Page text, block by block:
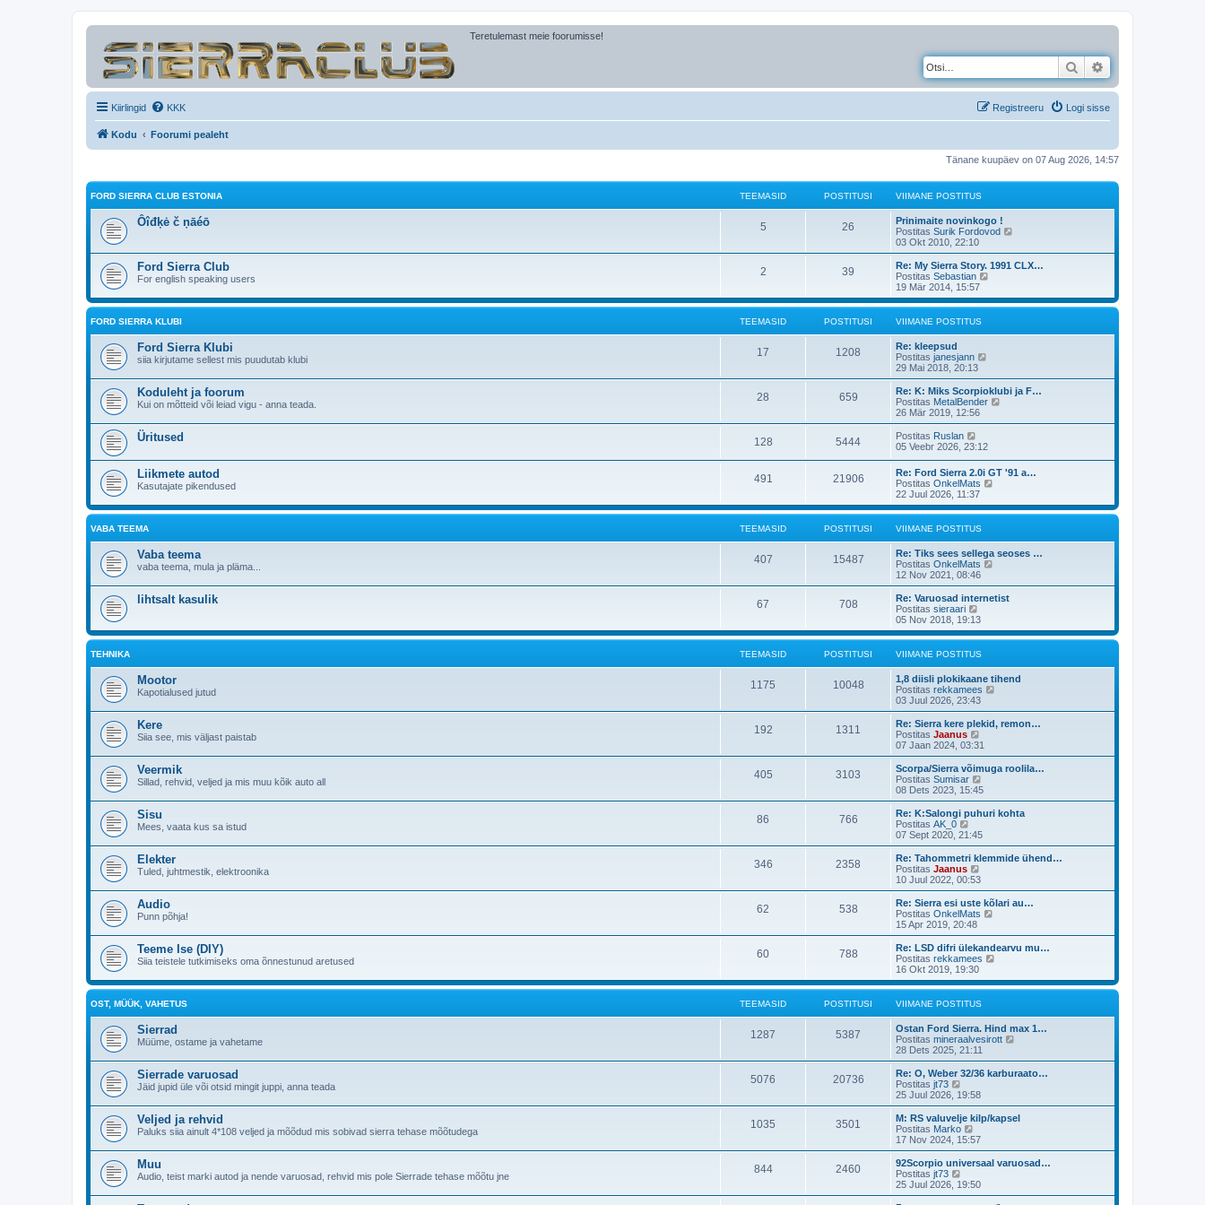
Teretulemast meie foorumisse!
Otsi
Kiirlingid KKK Logi sisse
Registreeru
Kodu Foorumi pealeht
Tänane kuupäev on 07 Aug 2026, 14:57
FORD SIERRA CLUB ESTONIA TEEMASID POSTITUSI VIIMANE POSTITUS
Ôîđķė č ņāéō 5 26
Prinimaite novinkogo !
Postitas Surik Fordovod
a
t
i
s
s
t
u
03 Okt 2010, 22:10
Ford Sierra Club
For english speaking users
2 39
Re: My Sierra Story. 1991 CLX…
Postitas Sebastian
a
t
s
t
p
s
t
u
s
t
19 Mär 2014, 15:57
FORD SIERRA KLUBI TEEMASID POSTITUSI VIIMANE POSTITUS
Ford Sierra Klubi
siia kirjutame sellest mis puudutab klubi
17 1208
Re: kleepsud
Postitas janesjann
a
t
a
v
m
a
s
t
p
s
t
u
s
t
29 Mai 2018, 20:13
Koduleht ja foorum
Kui on mõtteid või leiad vigu - anna teada.
28 659
Re: K: Miks Scorpioklubi ja F…
Postitas MetalBender
a
i
s
t
o
s
t
u
s
26 Mär 2019, 12:56
Üritused 128 5444 Postitas Ruslan
a
t
a
v
i
i
a
s
t
p
o
s
t
i
t
u
s
t
05 Veebr 2026, 23:12
Liikmete autod
Kasutajate pikendused
491 21906
Re: Ford Sierra 2.0i GT '91 a…
Postitas OnkelMats
a
t
i
s
t
s
t
t
u
s
22 Juul 2026, 11:37
VABA TEEMA TEEMASID POSTITUSI VIIMANE POSTITUS
Vaba teema
vaba teema, mula ja pläma...
407 15487
Re: Tiks sees sellega seoses …
Postitas OnkelMats
a
t
i
s
t
p
s
t
u
s
12 Nov 2021, 08:46
lihtsalt kasulik 67 708
Re: Varuosad internetist
Postitas sieraari
a
a
t
a
i
m
a
s
t
p
o
s
t
i
t
u
s
05 Nov 2018, 19:13
TEHNIKA TEEMASID POSTITUSI VIIMANE POSTITUS
Mootor
Kapotialused jutud
1175 10048
1,8 diisli plokikaane tihend
Postitas rekkamees
a
a
m
p
t
i
s
t
03 Juul 2026, 23:43
Kere
Siia see, mis väljast paistab
192 1311
Re: Sierra kere plekid, remon…
Postitas Jaanus
a
a
t
a
v
m
a
s
p
s
t
i
s
t
07 Jaan 2024, 03:31
Veermik
Sillad, rehvid, veljed ja mis muu kõik auto all
405 3103
Scorpa/Sierra võimuga roolila…
Postitas Sumisar
a
a
t
v
m
p
o
t
i
s
t
08 Dets 2023, 15:45
Sisu
Mees, vaata kus sa istud
86 766
Re: K:Salongi puhuri kohta
Postitas AK_0
a
a
t
a
v
m
a
s
p
o
s
t
t
u
s
t
07 Sept 2020, 21:45
Elekter
Tuled, juhtmestik, elektroonika
346 2358
Re: Tahommetri klemmide ühend…
Postitas Jaanus
a
a
t
a
v
m
a
t
o
s
t
i
t
u
s
10 Juul 2022, 00:53
Audio
Punn põhja!
62 538
Re: Sierra esi uste kõlari au…
Postitas OnkelMats
a
t
a
i
s
t
p
s
t
u
s
15 Apr 2019, 20:48
Teeme Ise (DIY)
Siia teistele tutkimiseks oma õnnestunud aretused
60 788
Re: LSD difri ülekandearvu mu…
Postitas rekkamees
a
t
i
m
s
t
s
t
u
s
16 Okt 2019, 19:30
OST, MÜÜK, VAHETUS TEEMASID POSTITUSI VIIMANE POSTITUS
Sierrad
Müüme, ostame ja vahetame
1287 5387
Ostan Ford Sierra. Hind max 1…
Postitas mineraalvesirott
a
t
m
p
t
28 Dets 2025, 21:11
Sierrade varuosad
Jäid jupid üle või otsid mingit juppi, anna teada
5076 20736
Re: O, Weber 32/36 karburaato…
Postitas jt73
a
a
t
a
v
m
a
s
25 Juul 2026, 19:58
Veljed ja rehvid
Paluks siia ainult 4*108 veljed ja mõõdud mis sobivad sierra tehase mõõtudega
1035 3501
M: RS valuvelje kilp/kapsel
Postitas Marko
a
a
t
v
17 Nov 2024, 15:57
Muu
Audio, teist marki autod ja nende varuosad, rehvid mis pole Sierrade tehase mõõtu jne
844 2460
92Scorpio universaal varuosad…
Postitas jt73
a
a
25 Juul 2026, 19:50